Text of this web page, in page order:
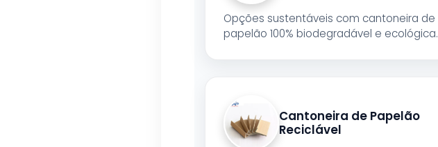
Opções sustentáveis com cantoneira de
papelão 100% biodegradável e ecológica.
Cantoneira de Papelão
Reciclável